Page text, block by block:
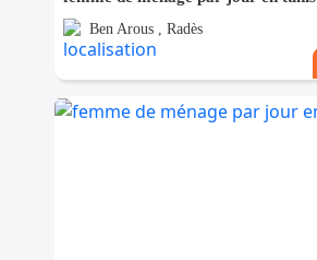
Ben Arous , Radès